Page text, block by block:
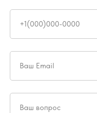
+1(000)000-0000
Ваш Email
Ваш вопрос